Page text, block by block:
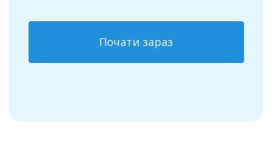
Почати зараз